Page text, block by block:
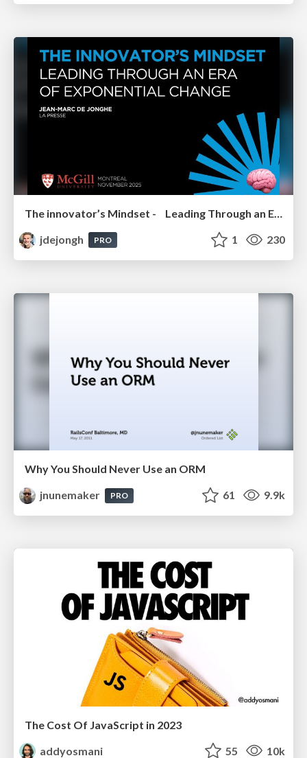
jdejongh
PRO 1 230
Why You Should Never Use an ORM
jnunemaker
PRO 61 9.9k
The Cost Of JavaScript in 2023
addyosmani
55 10k